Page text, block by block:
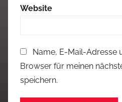
Website
Name, E-Mail-Adresse
Browser für meinen
speichern.